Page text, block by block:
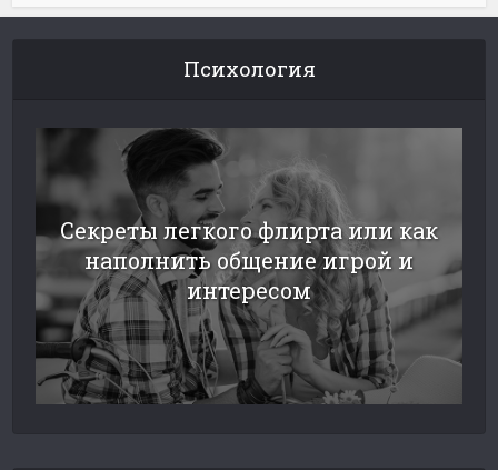
Психология
Секреты легкого флирта или как
наполнить общение игрой и
интересом